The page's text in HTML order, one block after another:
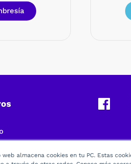
web almacena cookies en tu PC. Estas